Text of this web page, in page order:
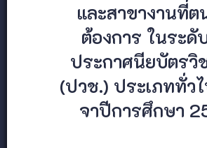
และสาขางานที่ต
ต้องการ ในระดั
ประกาศนียบัตรวิ
(ปวช.) ประเภททั่ว
จาปีการศึกษา